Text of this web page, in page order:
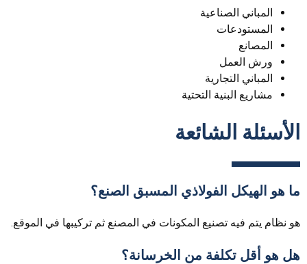
المباني الصناعية
المستودعات
المصانع
ورش العمل
المباني التجارية
مشاريع البنية التحتية
الأسئلة الشائعة
ما هو الهيكل الفولاذي المسبق الصنع؟
هو نظام يتم فيه تصنيع المكونات في المصنع ثم تركيبها في الموقع.
هل هو أقل تكلفة من الخرسانة؟